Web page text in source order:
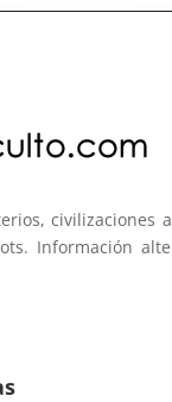
civilizaciones
Información